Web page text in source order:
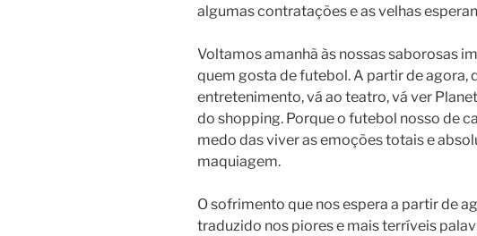
algumas contratações e as velhas
Voltamos amanhã às nossas saborosas
quem gosta de futebol. A partir de agora,
entretenimento, vá ao teatro, vá ver
do shopping. Porque o futebol nosso de
medo das viver as emoções totais e
maquiagem.
O sofrimento que nos espera a partir de
traduzido nos piores e mais terríveis